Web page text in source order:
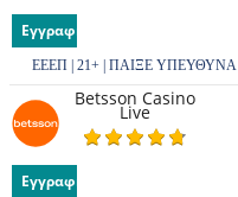
Εγγραφή
ΕΕΕΠ | 21+ | ΠΑΙΞΕ ΥΠΕΥΘΥΝΑ
Betsson Casino
Live
Εγγραφή